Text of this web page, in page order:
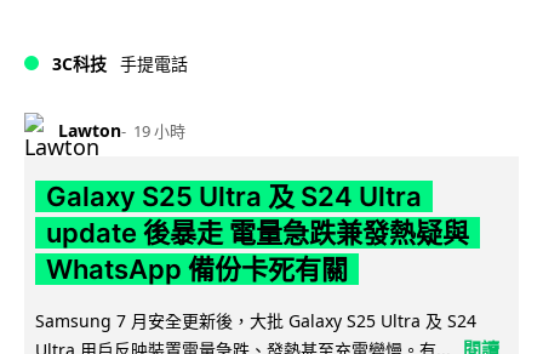
3C科技 手提電話
Lawton 19 小時
Galaxy S25 Ultra 及 S24 Ultra
update 後暴走 電量急跌兼發熱疑與
WhatsApp 備份卡死有關
Samsung 7 月安全更新後，大批 Galaxy S25 Ultra 及 S24